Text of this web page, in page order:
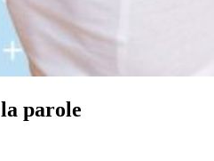
la parole